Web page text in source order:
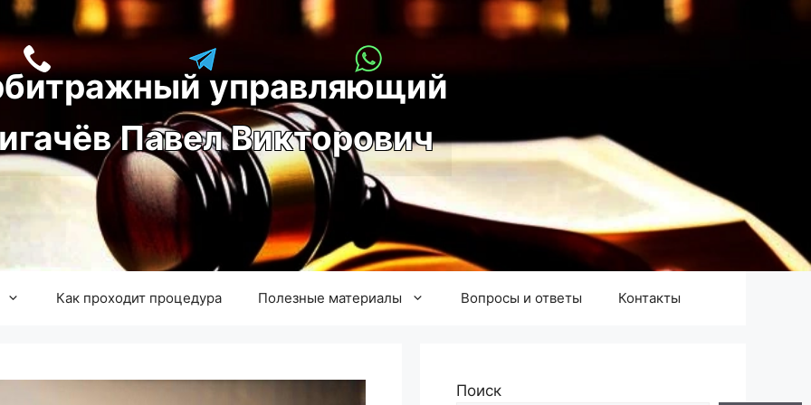
управляющий
игачёв Павел Викторович
Как проходит процедура Полезные материалы Вопросы и ответы Контакты
Поиск